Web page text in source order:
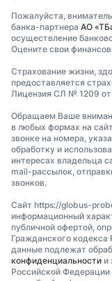
Пожалуйста,
банка-партнера АО
осуществление
Оцените свои
Страхование жизни,
предоставляется
Лицензия СЛ № 1209 от
Обращаем Ваше
в любых формах на
звонке на номера,
обработку и
интересах владельца
mail-рассылок,
звонков.
Сайт https://globus-
информационный
публичной офертой,
Гражданского
данные подлежат
конфиденциальности и
Российской